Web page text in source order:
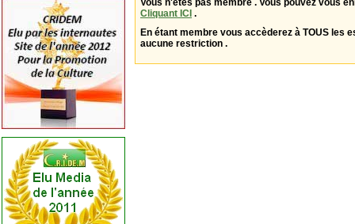
Vous n'êtes pas membre . Vous pouvez vous
Cliquant ICI .
En étant membre vous accèderez à TOUS les
aucune restriction .